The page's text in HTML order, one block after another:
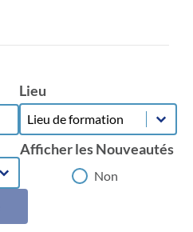
Lieu
Lieu
Lieu
Afficher les Nouveautés
Afficher les Nouveautés
Non